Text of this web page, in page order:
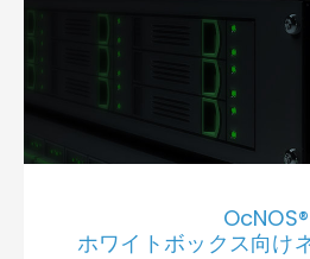
OcNOS®
ホワイトボックス向け